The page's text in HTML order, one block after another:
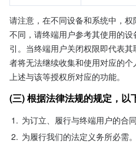
请注意，在不同设备和系统中，
不同，请终端用户参考其使用的
引。当终端用户关闭权限即代表
者将无法继续收集和使用对应的
上述与该等授权所对应的功能。
(三) 根据法律法规的规定，
1. 为订立、履行与终端用户的合同
2. 为履行我们的法定义务所必需。